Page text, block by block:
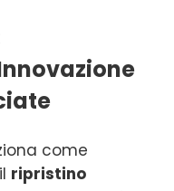
come
ripristino